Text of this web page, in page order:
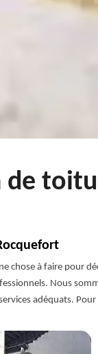
chose à faire pour
Nous
adéquats.